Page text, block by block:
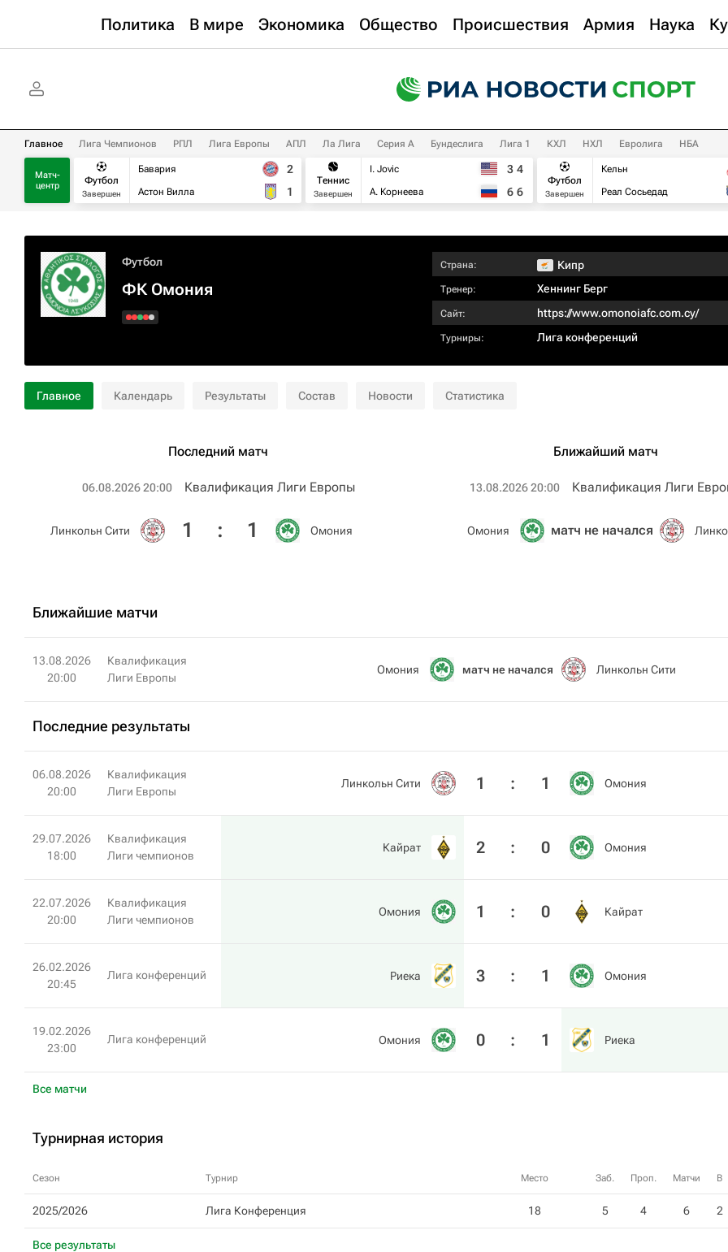
Политика В мире Экономика Общество Происшествия Армия Наука
Главное Лига Чемпионов РПЛ Лига Европы АПЛ Ла Лига Серия А Бундеслига Лига 1 КХЛ НХЛ Евролига НБА
Матч-
центр
Футбол
Завершен
Бавария
Астон Вилла
2
1
Теннис
Завершен
I. Jovic
А. Корнеева
3 4
6 6
Футбол
Завершен
Кельн
Реал Сосьедад
Футбол
ФК Омония
Страна: Кипр
Тренер: Хеннинг Берг
Сайт: https://www.omonoiafc.com.cy/
Турниры: Лига конференций
Главное Календарь Результаты Состав Новости Статистика
Последний матч
06.08.2026 20:00 Квалификация Лиги Европы
Линкольн Сити 1 : 1 Омония
Ближайший матч
13.08.2026 20:00 Квалификация Лиги
Омония матч не начался
Ближайшие матчи
13.08.2026
20:00
Квалификация
Лиги Европы
Омония матч не начался Линкольн Сити
Последние результаты
Все матчи
06.08.2026
20:00
Квалификация
Лиги Европы
Линкольн Сити 1 : 1 Омония
29.07.2026
18:00
Квалификация
Лиги чемпионов
Кайрат 2 : 0 Омония
22.07.2026
20:00
Квалификация
Лиги чемпионов
Омония 1 : 0 Кайрат
26.02.2026
20:45
Лига конференций Риека 3 : 1 Омония
19.02.2026
23:00
Лига конференций Омония 0 : 1 Риека
Турнирная история
Сезон Турнир Место Заб. Проп. Матчи В
2025/2026 Лига Конференция 18 5 4 6 2
Все результаты